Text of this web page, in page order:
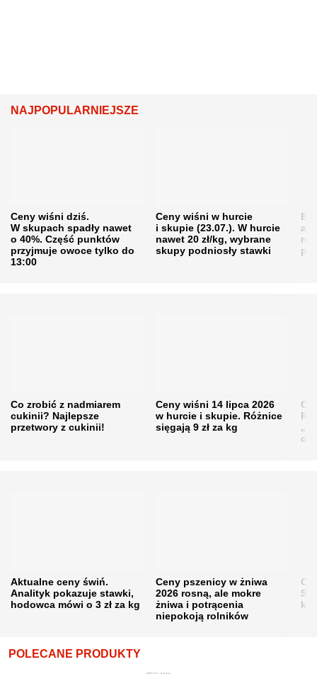
NAJPOPULARNIEJSZE
Ceny wiśni dziś.
W skupach spadły nawet
o 40%. Część punktów
przyjmuje owoce tylko do
13:00
Ceny wiśni w hurcie
i skupie (23.07.). W hurcie
nawet 20 zł/kg, wybrane
skupy podniosły stawki
Co zrobić z nadmiarem
cukinii? Najlepsze
przetwory z cukinii!
Ceny wiśni 14 lipca 2026
w hurcie i skupie. Różnice
sięgają 9 zł za kg
Aktualne ceny świń.
Analityk pokazuje stawki,
hodowca mówi o 3 zł za kg
Ceny pszenicy w żniwa
2026 rosną, ale mokre
żniwa i potrącenia
niepokoją rolników
POLECANE PRODUKTY